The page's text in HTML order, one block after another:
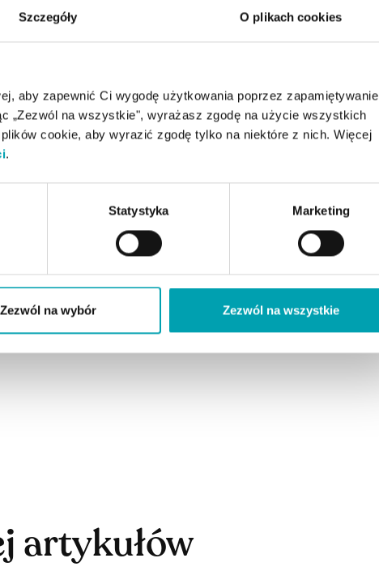
Szczegóły O plikach cookies
aby zapewnić Ci wygodę użytkowania poprzez zapamiętywanie
„Zezwól na wszystkie", wyrażasz zgodę na użycie wszystkich
cookie, aby wyrazić zgodę tylko na niektóre z nich. Więcej
.
Statystyka Marketing
Zezwól na wybór Zezwól na wszystkie
formy.
formy ćwiczeń skonsultować się ze
i zdrowotne
cholesterolu
artykułów